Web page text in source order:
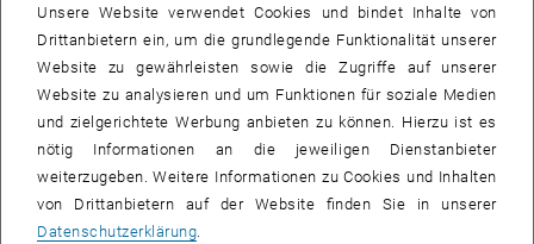
Luhmann. „Wenn man Gold auf Siliziumnitrid aufdampft, gehen die
Goldatome zum Teil eine Verbindung mit Silizium-Atomen ein, und
genau dort kommen bevorzugt weitere Gold-Atome dazu. Auf der
Oberfläche bilden sich kleine Inseln, ähnlich wie man das aufgrund
der Oberflächenspannung bei Wassertropfen an der Glasscheibe
beobachten kann.“ Eine geschlossene, durchgehende Goldschicht
entsteht erst, wenn man ziemlich viele Goldatome verwendet hat,
und dann ist die Dicke der Schicht bereits so groß, dass der
Flächenwiderstand zu klein geworden ist.
Unsere Website verwendet Cookies und bindet Inhalte von
Drittanbietern ein, um die grundlegende Funktionalität unserer
Website zu gewährleisten sowie die Zugriffe auf unserer
Website zu analysieren und um Funktionen für soziale Medien
und zielgerichtete Werbung anbieten zu können. Hierzu ist es
nötig Informationen an die jeweiligen Dienstanbieter
weiterzugeben. Weitere Informationen zu Cookies und Inhalten
von Drittanbietern auf der Website finden Sie in unserer
Datenschutzerklärung